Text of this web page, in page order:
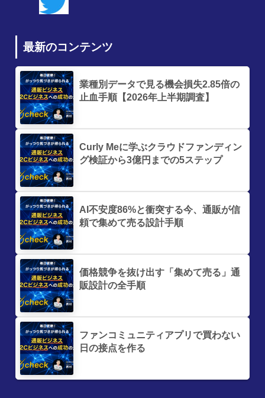
最新のコンテンツ
業種別データで見る機会損失2.85倍の
止血手順【2026年上半期調査】
Curly Meに学ぶクラウドファンディン
グ検証から3億円までの5ステップ
AI不安度86%と衝突する今、通販が信
頼で集めて売る設計手順
価格競争を抜け出す「集めて売る」通
販設計の全手順
ファンコミュニティアプリで買わない
日の接点を作る